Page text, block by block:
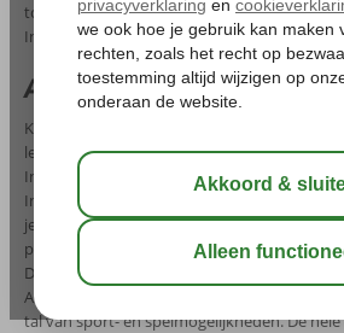
tot
luxueuze vakantieswaar je werkelijk
Inclusive Kusadasi begint bij Corendon!
All Inclusive vakanties
Kies je voor een verborgen baai nabij
levendige centrum van Kusadasi? Waar je
Inclusive formule in Kusadasi is altijd zeer
Inclusive hotels hebben 4-5 sterren, maar
je diep in de buidel hoeft te tasten voor een
prijs-kwaliteitverhouding is namelijk nergens
De bestemming staat bekend om haar
All Inclusive hotels aan uitgestrekte
tal van sport- en spelmogelijkheden. De